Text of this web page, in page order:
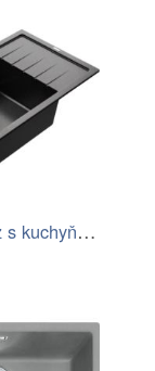
Granitový dřez s kuchyňskou baterií…